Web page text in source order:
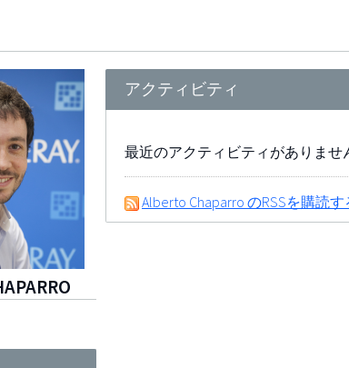
アクティビティ
最近のアクティビティがありませ
Alberto Chaparro のRSSを購読す